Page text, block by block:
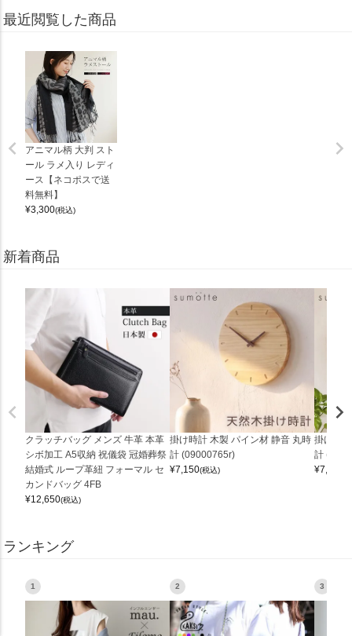
最近閲覧した商品
アニマル柄 大判 スト
ール ラメ入り レディ
ース【ネコポスで送
料無料】
¥3,300(税込)
新着商品
クラッチバッグ メンズ 牛革 本革
シボ加工 A5収納 祝儀袋 冠婚葬祭
結婚式 ループ革紐 フォーマル セ
カンドバッグ 4FB
¥12,650(税込)
掛け時計 木製 パイン材 静音 丸時
計 (09000765r)
¥7,150(税込)
掛け時
計
¥7,150
ランキング
1 2 3